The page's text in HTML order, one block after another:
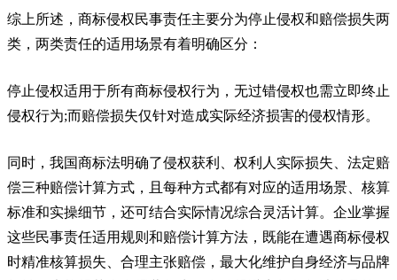
综上所述，商标侵权民事责任主要分为停止侵权和赔偿损失两
类，两类责任的适用场景有着明确区分：
停止侵权适用于所有商标侵权行为，无过错侵权也需立即终止
侵权行为;而赔偿损失仅针对造成实际经济损害的侵权情形。
同时，我国商标法明确了侵权获利、权利人实际损失、法定赔
偿三种赔偿计算方式，且每种方式都有对应的适用场景、核算
标准和实操细节，还可结合实际情况综合灵活计算。企业掌握
这些民事责任适用规则和赔偿计算方法，既能在遭遇商标侵权
时精准核算损失、合理主张赔偿，最大化维护自身经济与品牌